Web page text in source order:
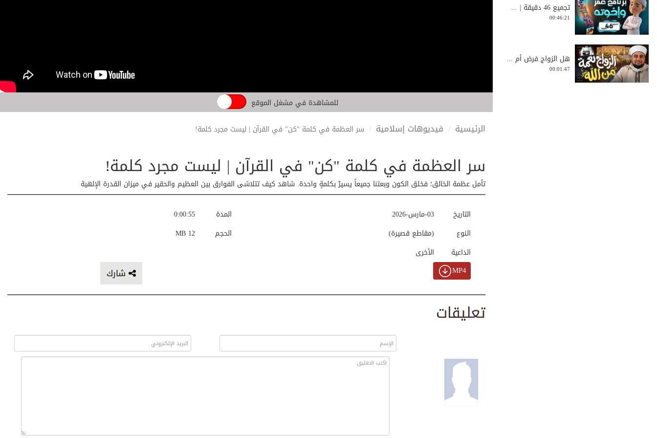
للمشاهدة في مشغل الموقع
الرئيسية فيديوهات إسلامية سر العظمة في كلمة "كن" في القرآن | ليست مجرد كلمة!
سر العظمة في كلمة "كن" في القرآن | ليست مجرد كلمة!
تأمل عظمة الخالق؛ فخلق الكون وبعثنا جميعاً يسيرٌ بكلمةٍ واحدة. شاهد كيف تتلاشى الفوارق بين العظيم والحقير في ميزان القدرة الإلهية
0:00:55
المدة
12 MB
الحجم
03-مارس-2026
التاريخ
(مقاطع قصيرة)
النوع
الأخرى
الداعية
شارك MP4
تعليقات
تجميع 46 دقيقة | ...
00:46:21
هل الزواج فرض أم ...
00:01:47